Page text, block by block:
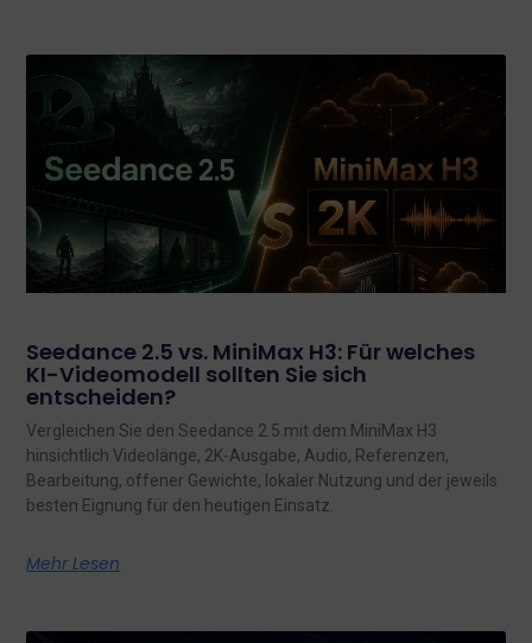
Seedance 2.5 vs. MiniMax H3: Für welches
KI-Videomodell sollten Sie sich
entscheiden?
Vergleichen Sie den Seedance 2.5 mit dem MiniMax H3
hinsichtlich Videolänge, 2K-Ausgabe, Audio, Referenzen,
Bearbeitung, offener Gewichte, lokaler Nutzung und der jeweils
besten Eignung für den heutigen Einsatz.
Mehr Lesen